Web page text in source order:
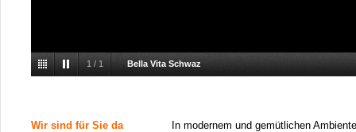
1 / 1 Bella Vita Schwaz
Wir sind für Sie da In modernem und gemütlichen